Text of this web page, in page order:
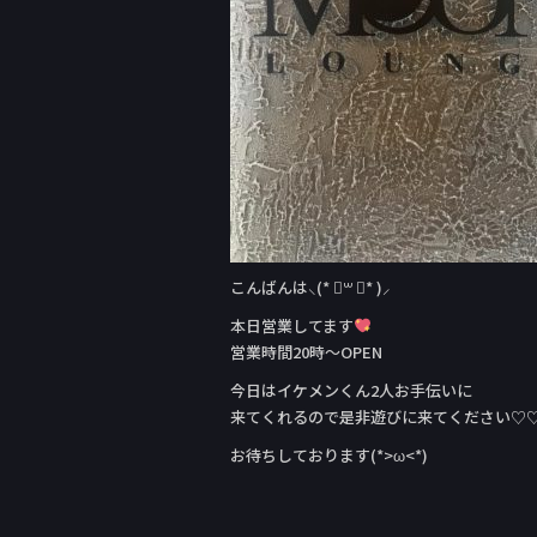
k
こんばんは⸜(* ॑꒳ ॑* )⸝
本日営業してます
営業時間20時～OPEN
今日はイケメンくん2人お手伝いに
来てくれるので是非遊びに来てください
お待ちしております(*>ω<*)